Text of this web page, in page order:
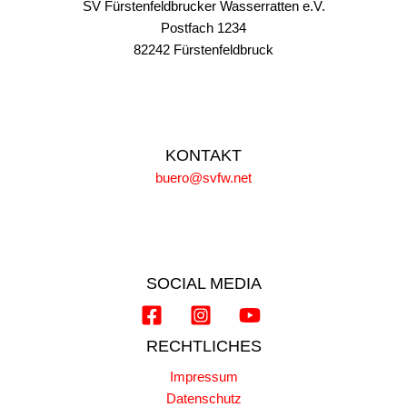
SV Fürstenfeldbrucker Wasserratten e.V.
Postfach 1234
82242 Fürstenfeldbruck
KONTAKT
buero@svfw.net
SOCIAL MEDIA
RECHTLICHES
Impressum
Datenschutz